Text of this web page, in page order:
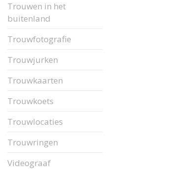
Trouwen in het
buitenland
Trouwfotografie
Trouwjurken
Trouwkaarten
Trouwkoets
Trouwlocaties
Trouwringen
Videograaf